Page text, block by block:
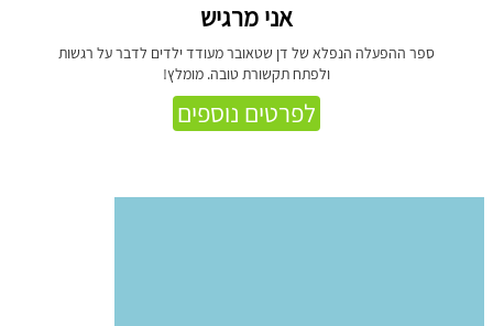
אני מרגיש
ספר ההפעלה הנפלא של דן שטאובר מעודד ילדים לדבר על רגשות
ולפתח תקשורת טובה. מומלץ!
לפרטים נוספים